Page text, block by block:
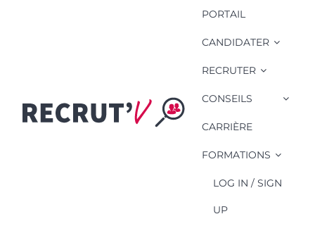
PORTAIL
CANDIDATER
RECRUTER
CONSEILS
CARRIÈRE
FORMATIONS
LOG IN / SIGN
UP
Compétence
Candidat:
Déclaration de TVA